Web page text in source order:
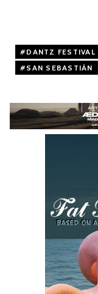
DANTZ FESTIVAL
SAN SEBASTIÁN